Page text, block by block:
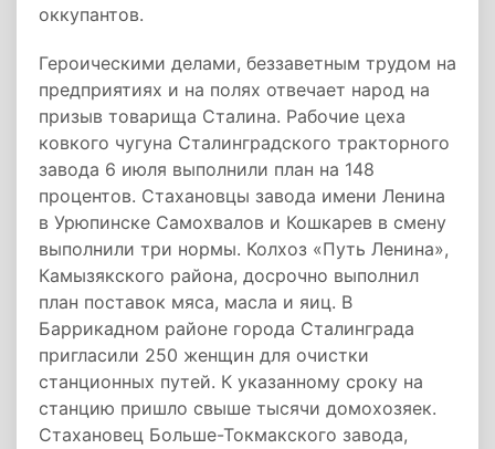
оккупантов.
Героическими делами, беззаветным трудом на
предприятиях и на полях отвечает народ на
призыв товарища Сталина. Рабочие цеха
ковкого чугуна Сталинградского тракторного
завода 6 июля выполнили план на 148
процентов. Стахановцы завода имени Ленина
в Урюпинске Самохвалов и Кошкарев в смену
выполнили три нормы. Колхоз «Путь Ленина»,
Камызякского района, досрочно выполнил
план поставок мяса, масла и яиц. В
Баррикадном районе города Сталинграда
пригласили 250 женщин для очистки
станционных путей. К указанному сроку на
станцию пришло свыше тысячи домохозяек.
Стахановец Больше-Токмакского завода,